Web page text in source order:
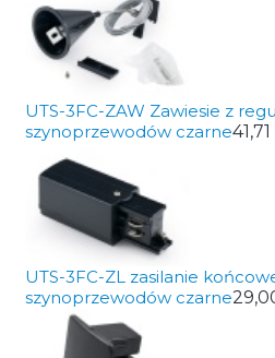
UTS-3FC-ZAW Zawiesie z
szynoprzewodów czarne41,71
UTS-3FC-ZL zasilanie
szynoprzewodów czarne